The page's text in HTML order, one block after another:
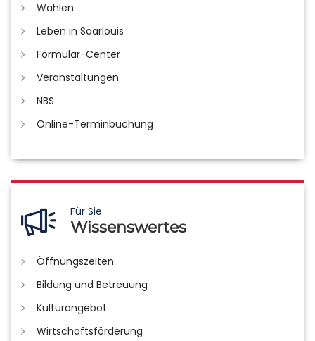
Wahlen
Leben in Saarlouis
Formular-Center
Veranstaltungen
NBS
Online-Terminbuchung
Für Sie
Wissenswertes
Öffnungszeiten
Bildung und Betreuung
Kulturangebot
Wirtschaftsförderung